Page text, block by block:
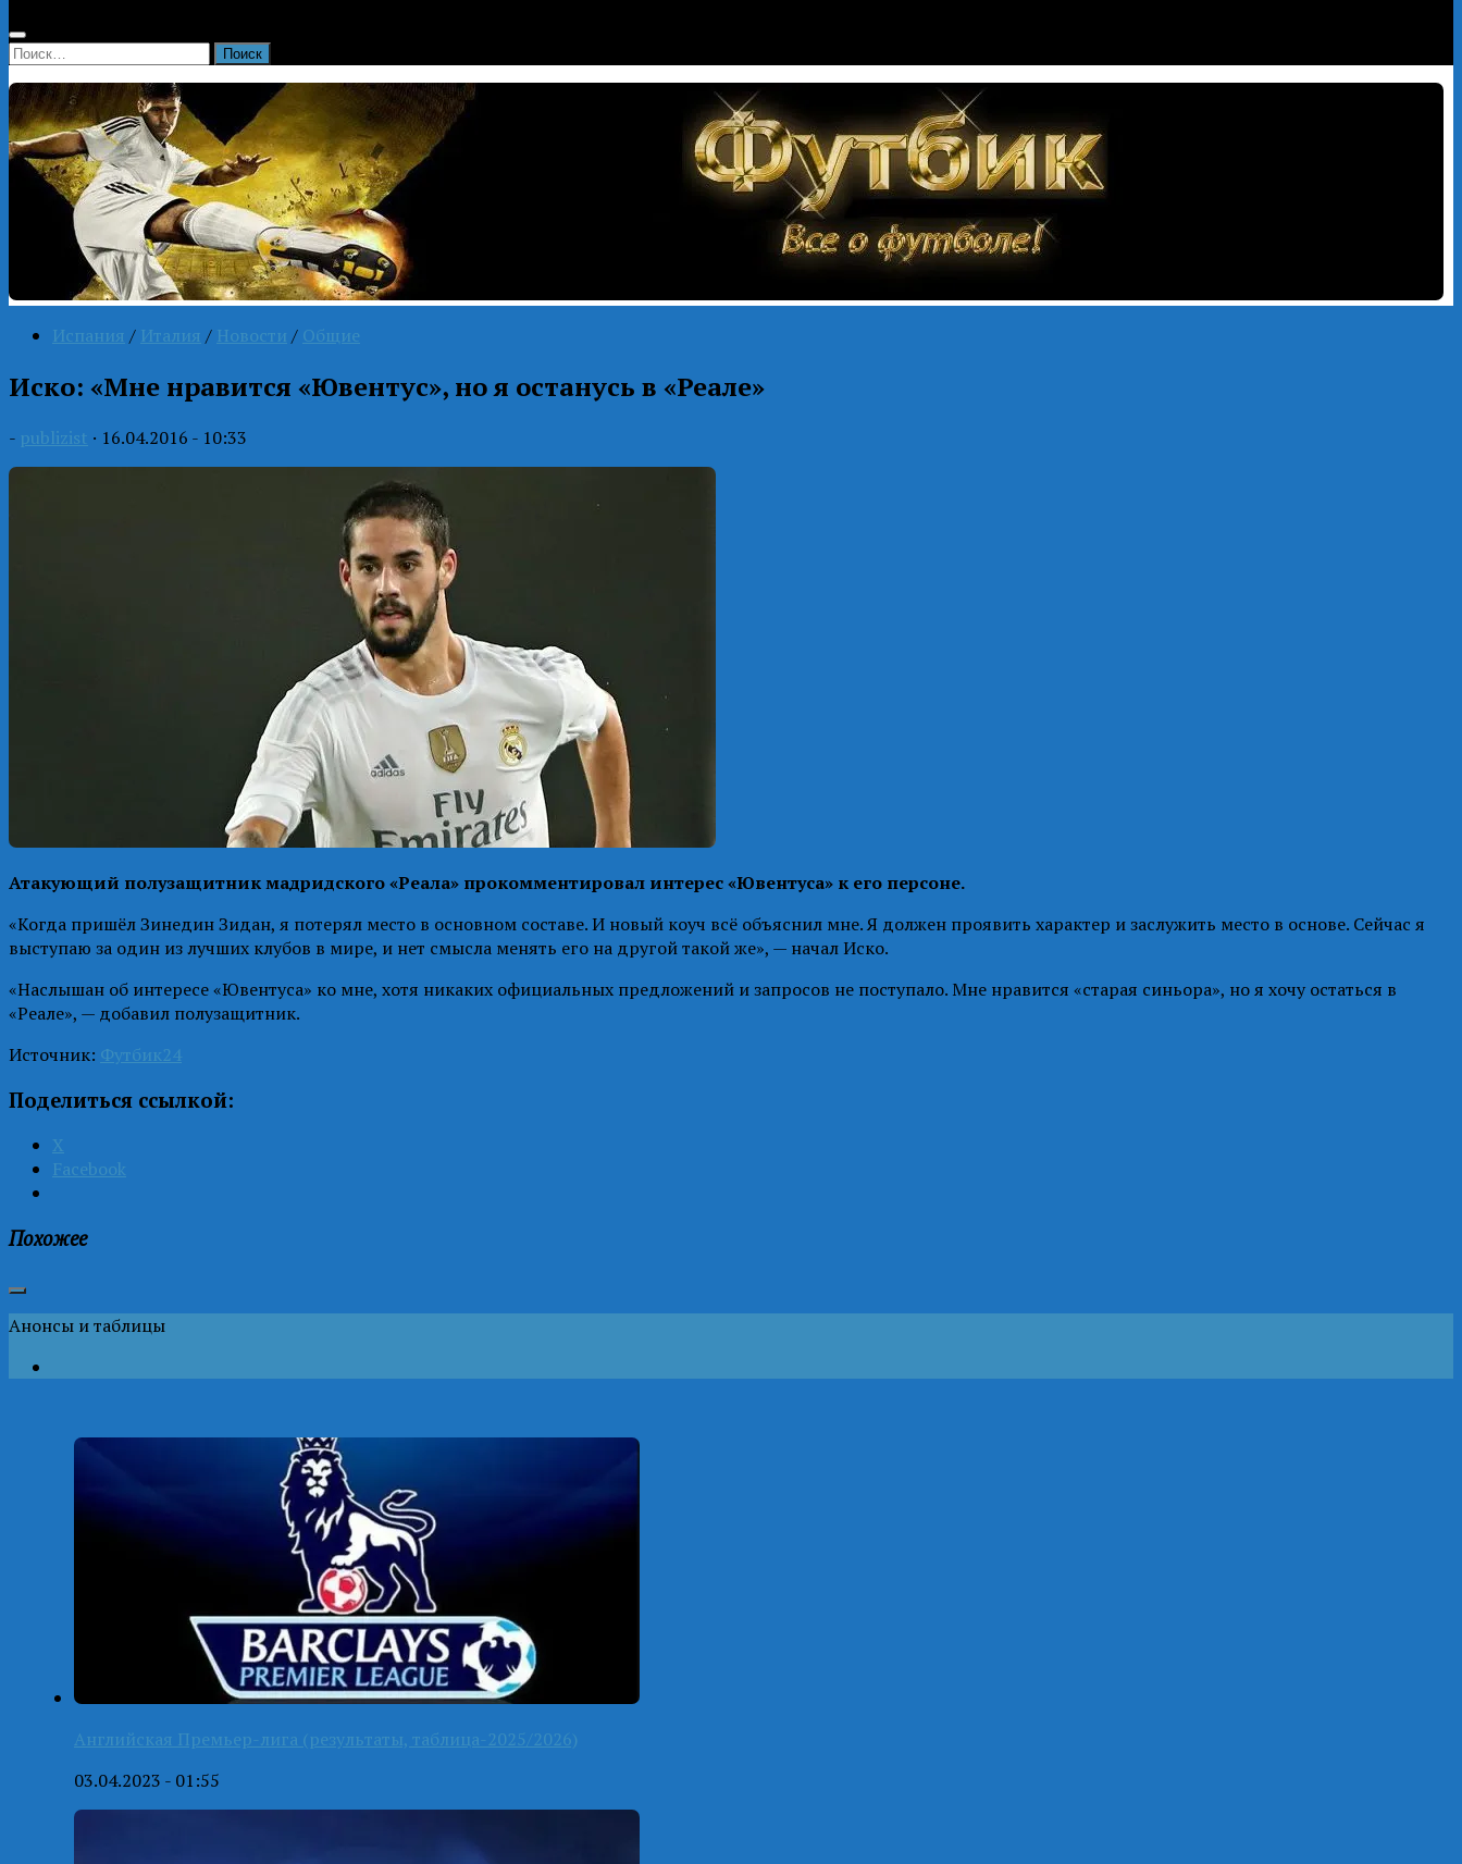
Найти:
Испания / Италия / Новости / Общие
Иско: «Мне нравится «Ювентус», но я останусь в «Реале»
- publizist · 16.04.2016 - 10:33
Атакующий полузащитник мадридского «Реала» прокомментировал интерес «Ювентуса» к его персоне.
«Когда пришёл Зинедин Зидан, я потерял место в основном составе. И новый коуч всё объяснил мне. Я должен проявить характер и заслужить место в основе. Сейчас я
выступаю за один из лучших клубов в мире, и нет смысла менять его на другой такой же», — начал Иско.
«Наслышан об интересе «Ювентуса» ко мне, хотя никаких официальных предложений и запросов не поступало. Мне нравится «старая синьора», но я хочу остаться в
«Реале», — добавил полузащитник.
Источник: Футбик24
Поделиться ссылкой:
X
Facebook
Похожее
Анонсы и таблицы
Английская Премьер-лига (результаты, таблица-2025/2026)
03.04.2023 - 01:55